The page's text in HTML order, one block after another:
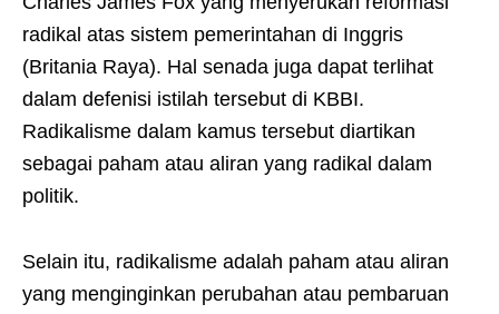
radikal atas sistem pemerintahan di Inggris
(Britania Raya). Hal senada juga dapat terlihat
dalam defenisi istilah tersebut di KBBI.
Radikalisme dalam kamus tersebut diartikan
sebagai paham atau aliran yang radikal dalam
politik.
Selain itu, radikalisme adalah paham atau aliran
yang menginginkan perubahan atau pembaruan